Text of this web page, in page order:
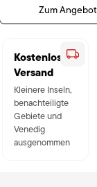
Zum
Kostenloser
Versand
Kleinere Inseln,
benachteiligte
Gebiete und
Venedig
ausgenommen